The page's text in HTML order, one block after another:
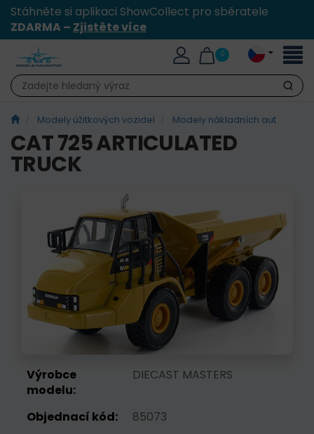
Stáhněte si aplikaci ShowCollect pro sběratele
ZDARMA – Zjistěte více
0
Hledat
Modely úžitkových vozidel Modely nákladních aut
CAT 725 ARTICULATED
TRUCK
Výrobce
modelu:
DIECAST MASTERS
Objednací kód:
85073